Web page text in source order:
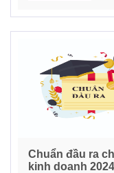
Chuẩn đầu ra
kinh doanh 2024